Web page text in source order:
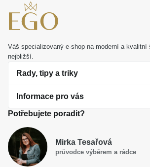
Váš specializovaný e-shop na moderní a kvalitní
nejbližší.
Rady, tipy a triky
O perlách
Jak vybrat perlový šperk
Dárková inspirace
Smaltované a korálkové šperky jako trend
Informace pro vás
Obchodní podmínky
Reklamační řád
Potřebujete poradit?
Mirka Tesařová
průvodce výběrem a rádce